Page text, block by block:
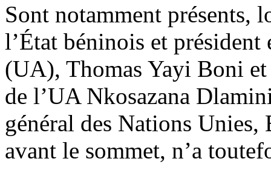
Sont notamment présents,
l’État béninois et
(UA), Thomas Yayi Boni
de l’UA Nkosazana
général des Nations
avant le sommet, n’a